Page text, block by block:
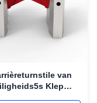
van
Klep